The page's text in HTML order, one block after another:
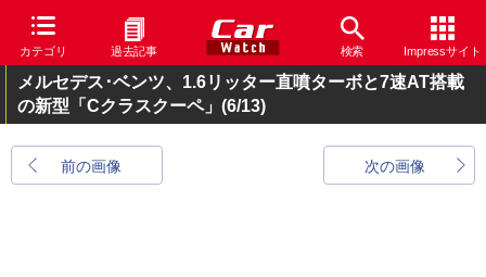
カテゴリ 過去記事 検索 Impressサイト
メルセデス･ベンツ、1.6リッター直噴ターボと7速AT搭載
の新型「Cクラスクーペ」 (6/13)
前の画像 次の画像